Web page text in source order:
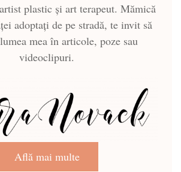
plastic și art terapeut. Mămică
adoptați de pe stradă, te invit să
mea în articole, poze sau
videoclipuri.
Află mai multe